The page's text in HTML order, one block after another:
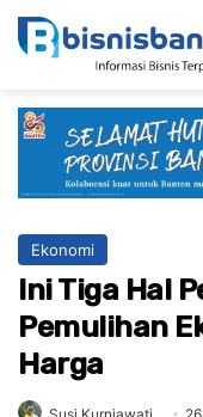
Ekonomi
Ini Tiga Hal
Pemulihan
Harga